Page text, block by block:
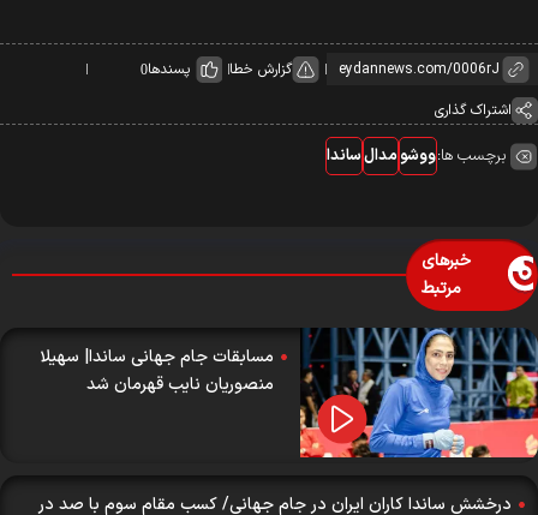
گزارش خطا پسندها0
اشتراک گذاری
برچسب ها:ووشومدالساندا
خبرهای
مرتبط
مسابقات جام جهانی ساندا| سهیلا
منصوریان نایب قهرمان شد
درخشش ساندا کاران ایران در جام جهانی/ کسب مقام سوم با صد در